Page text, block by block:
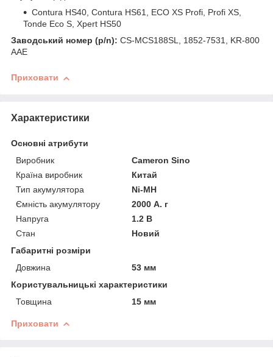
Contura HS40, Contura HS61, ECO XS Profi, Profi XS,
Tonde Eco S, Xpert HS50
Заводський номер (p/n): CS-MCS188SL, 1852-7531, KR-800
AAE
Приховати
Характеристики
Основні атрибути
Виробник
Cameron Sino
Країна виробник
Китай
Тип акумулятора
Ni-MH
Ємність акумулятору
2000 А. г
Напруга
1.2 В
Стан
Новий
Габаритні розміри
Довжина
53 мм
Користувальницькі характеристики
Товщина
15 мм
Приховати